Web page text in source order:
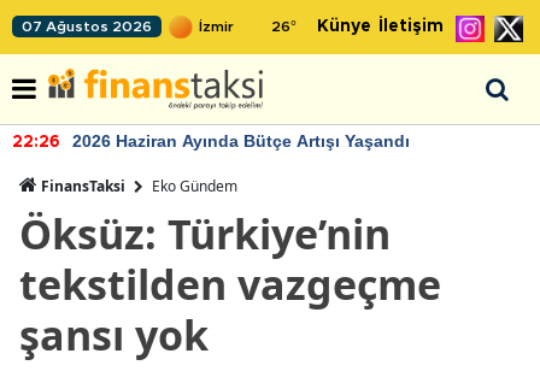
07 Ağustos 2026 26° Künye İletişim
22:26 2026 Haziran Ayında Bütçe Artışı Yaşandı
FinansTaksi Eko Gündem
Öksüz: Türkiye’nin
tekstilden vazgeçme
şansı yok